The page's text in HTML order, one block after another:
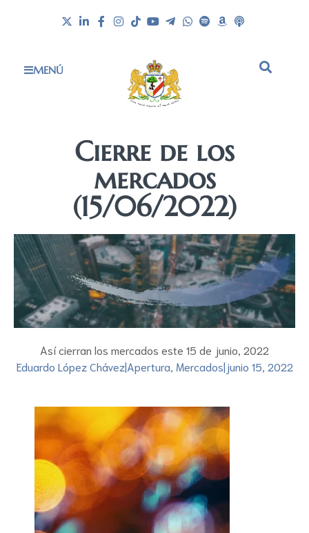
MENÚ
Cierre de los
mercados
(15/06/2022)
Así cierran los mercados este 15 de junio, 2022
Eduardo López Chávez|Apertura, Mercados|junio 15, 2022